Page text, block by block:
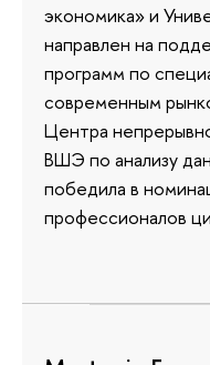
экономика» и
направлен на
программ по
современным
Центра
ВШЭ по анализу
победила в
профессионалов